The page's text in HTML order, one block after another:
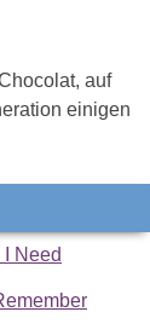
auf
einigen
Need